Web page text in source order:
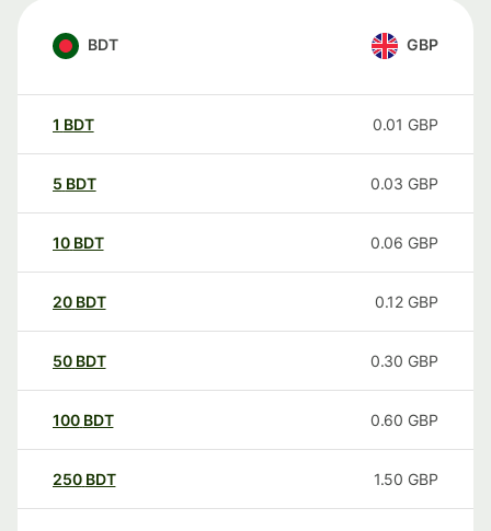
BDT GBP
1 BDT 0.01 GBP
5 BDT 0.03 GBP
10 BDT 0.06 GBP
20 BDT 0.12 GBP
50 BDT 0.30 GBP
100 BDT 0.60 GBP
250 BDT 1.50 GBP